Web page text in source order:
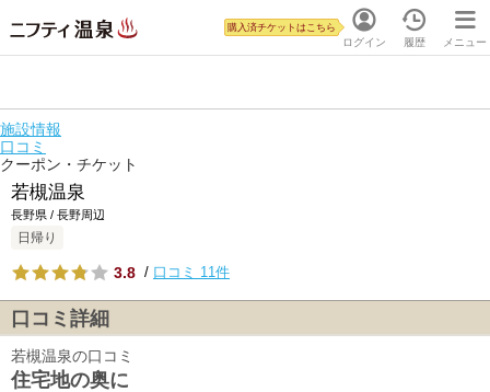
ログイン
購入済チケットはこちら
履歴 メニュー
施設情報
口コミ
クーポン・チケット
若槻温泉
長野県 / 長野周辺
日帰り
3.8 / 口コミ 11件
口コミ詳細
若槻温泉の口コミ
住宅地の奥に